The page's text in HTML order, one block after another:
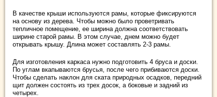
В качестве крыши используются рамы, которые фиксируются
на основу из дерева. Чтобы можно было проветривать
тепличное помещение, ее ширина должна соответствовать
ширине старой рамы. В этом случае, днем можно будет
открывать крышу. Длина может составлять 2-3 рамы.
Для изготовления каркаса нужно подготовить 4 бруса и доски.
По углам вкапываются брусья, после чего прибиваются доски.
Чтобы сделать наклон для ската природных осадков, передний
щит должен состоять из трех досок, а боковые и задний из
четырех.